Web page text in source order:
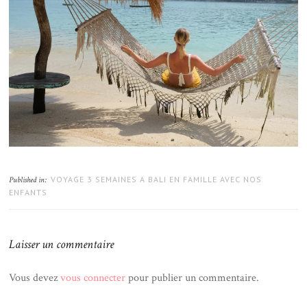
Published in: VOYAGE 3 SEMAINES A BALI EN FAMILLE AVEC NOS
ENFANTS
Laisser un commentaire
Vous devezvous connecterpour publier un commentaire.